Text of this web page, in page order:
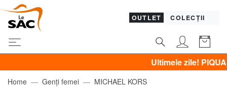
OUTLET COLECȚII
Ultimele zile! PIQUADRO,
Home Genți femei MICHAEL KORS